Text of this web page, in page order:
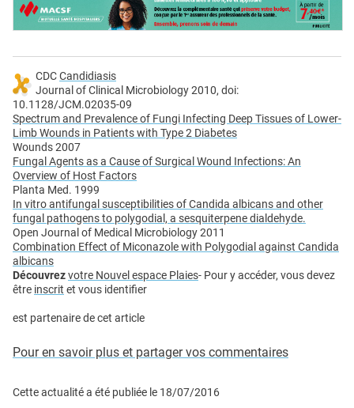
CDCCandidiasis
Journal of Clinical Microbiology 2010, doi:
10.1128/JCM.02035-09
Spectrum and Prevalence of Fungi Infecting Deep Tissues of Lower-
Limb Wounds in Patients with Type 2 Diabetes
Wounds 2007
Fungal Agents as a Cause of Surgical Wound Infections: An
Overview of Host Factors
Planta Med. 1999
In vitro antifungal susceptibilities of Candida albicans and other
fungal pathogens to polygodial, a sesquiterpene dialdehyde.
Open Journal of Medical Microbiology 2011
Combination Effect of Miconazole with Polygodial against Candida
albicans
Découvrezvotre Nouvel espace Plaies- Pour y accéder, vous devez
être inscrit et vous identifier
est partenaire de cet article
Pour en savoir plus et partager vos commentaires
Cette actualité a été publiée le 18/07/2016